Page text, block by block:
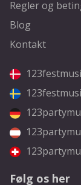
Regler og
Blog
Kontakt
Følg os her